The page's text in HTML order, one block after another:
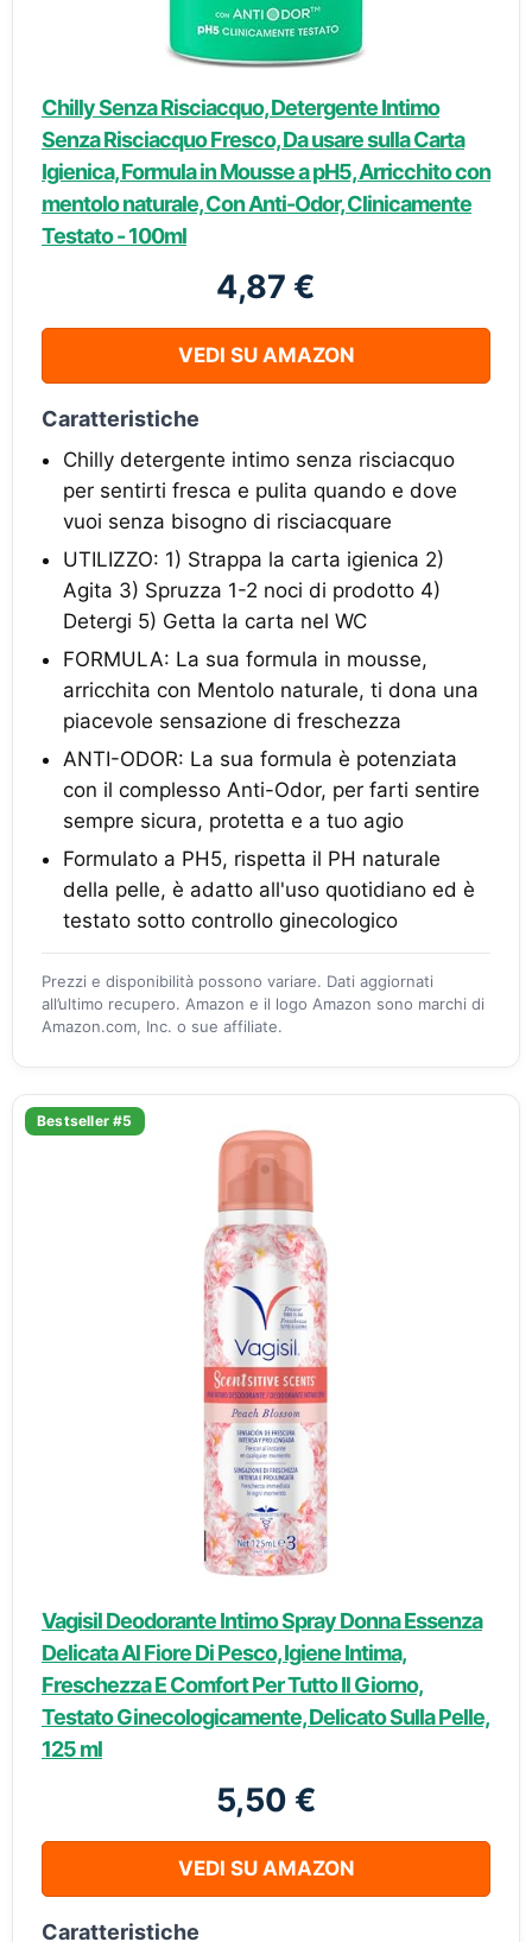
Chilly Senza Risciacquo, Detergente Intimo
Senza Risciacquo Fresco, Da usare sulla Carta
Igienica, Formula in Mousse a pH5, Arricchito con
mentolo naturale, Con Anti-Odor, Clinicamente
Testato - 100ml
4,87 €
VEDI SU AMAZON
Caratteristiche
Chilly detergente intimo senza risciacquo
per sentirti fresca e pulita quando e dove
vuoi senza bisogno di risciacquare
UTILIZZO: 1) Strappa la carta igienica 2)
Agita 3) Spruzza 1-2 noci di prodotto 4)
Detergi 5) Getta la carta nel WC
FORMULA: La sua formula in mousse,
arricchita con Mentolo naturale, ti dona una
piacevole sensazione di freschezza
ANTI-ODOR: La sua formula è potenziata
con il complesso Anti-Odor, per farti sentire
sempre sicura, protetta e a tuo agio
Formulato a PH5, rispetta il PH naturale
della pelle, è adatto all'uso quotidiano ed è
testato sotto controllo ginecologico
Prezzi e disponibilità possono variare. Dati aggiornati
all’ultimo recupero. Amazon e il logo Amazon sono marchi di
Amazon.com, Inc. o sue affiliate.
Bestseller #5
Vagisil Deodorante Intimo Spray Donna Essenza
Delicata Al Fiore Di Pesco, Igiene Intima,
Freschezza E Comfort Per Tutto Il Giorno,
Testato Ginecologicamente, Delicato Sulla Pelle,
125 ml
5,50 €
VEDI SU AMAZON
Caratteristiche